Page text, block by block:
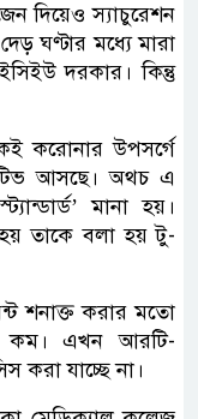
দিয়েও স্যাচুরেশন
ঘণ্টার মধ্যে মারা
দরকার। কিন্তু
করোনার উপসর্গে
আসছে। অথচ এ
মানা হয়।
তাকে বলা হয় টু-
শনাক্ত করার মতো
কম। এখন আরটি-
করা যাচ্ছে না।